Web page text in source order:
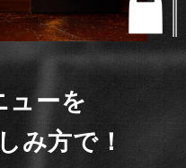
ューを
み方で！